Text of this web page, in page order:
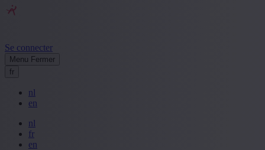
Se connecter
Menu Fermer
fr
nl
en
nl
fr
en